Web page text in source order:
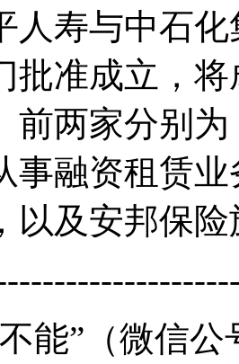
寿与中石化
批准成立，
前两家分别
事融资租赁
以及安邦保
”（微信公